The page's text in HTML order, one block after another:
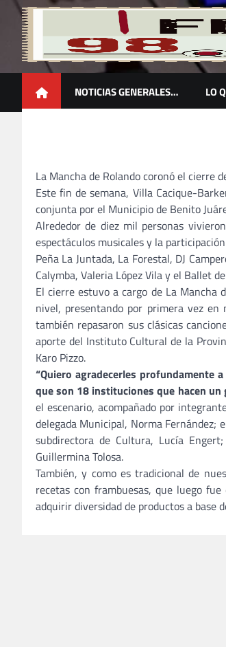
Skip
content
Un nuevo concepto en radio
NOTICIAS GENERALES… LO
La Mancha de Rolando coronó el cierre
Este fin de semana, Villa Cacique-
conjunta por el Municipio de Benito
Alrededor de diez mil personas
espectáculos musicales y la
Peña La Juntada, La Forestal, DJ
Calymba, Valeria López Vila y el Ballet
El cierre estuvo a cargo de La Mancha
nivel, presentando por primera vez en
también repasaron sus clásicas
aporte del Instituto Cultural de la
Karo Pizzo.
“Quiero agradecerles profundamente
que son 18 instituciones que hacen
el escenario, acompañado por
delegada Municipal, Norma Fernández;
subdirectora de Cultura, Lucía
Guillermina Tolosa.
También, y como es tradicional de
recetas con frambuesas, que luego
adquirir diversidad de productos a base